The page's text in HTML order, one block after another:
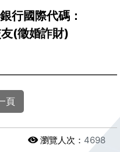
行國際代碼：
(徵婚詐財)
頁
瀏覽人次： 4698